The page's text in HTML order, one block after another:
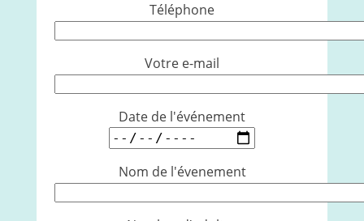
Téléphone
Votre e-mail
Date de l'événement
Nom de l'évenement